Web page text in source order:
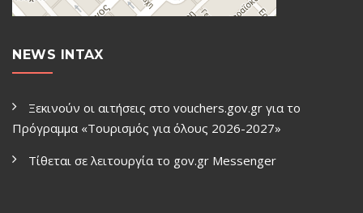
NEWS INTAX
Ξεκινούν οι αιτήσεις στο vouchers.gov.gr για το
Πρόγραμμα «Τουρισμός για όλους 2026-2027»
Τίθεται σε λειτουργία το gov.gr Μessenger